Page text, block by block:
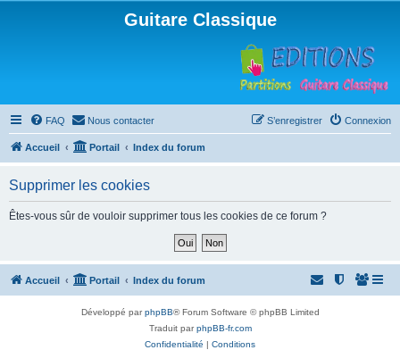
Guitare Classique
FAQ Nous contacter Connexion
S’enregistrer
Accueil Portail Index du forum
Supprimer les cookies
Êtes-vous sûr de vouloir supprimer tous les cookies de ce forum ?
Accueil Portail Index du forum
Développé parphpBB® Forum Software © phpBB Limited
Traduit parphpBB-fr.com
Confidentialité | Conditions